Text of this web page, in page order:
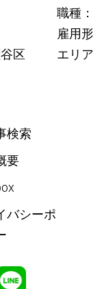
区
職種：
雇用形
エリア
検索
要
バシーポ